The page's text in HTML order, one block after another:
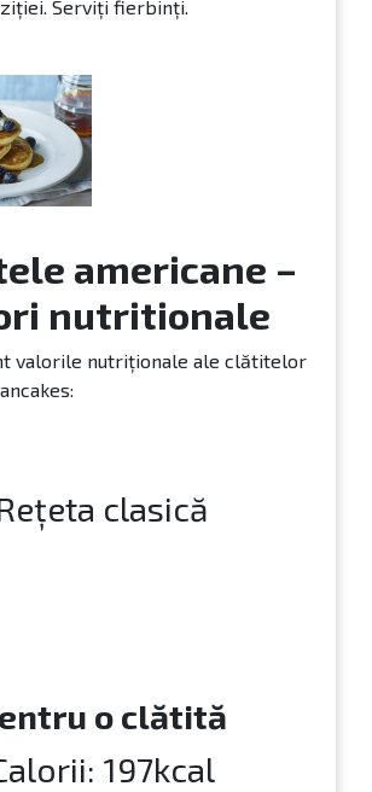
Serviţi fierbinţi.
americane –
nutritionale
valorile nutriționale ale clătitelor
clasică
o clătită
197kcal